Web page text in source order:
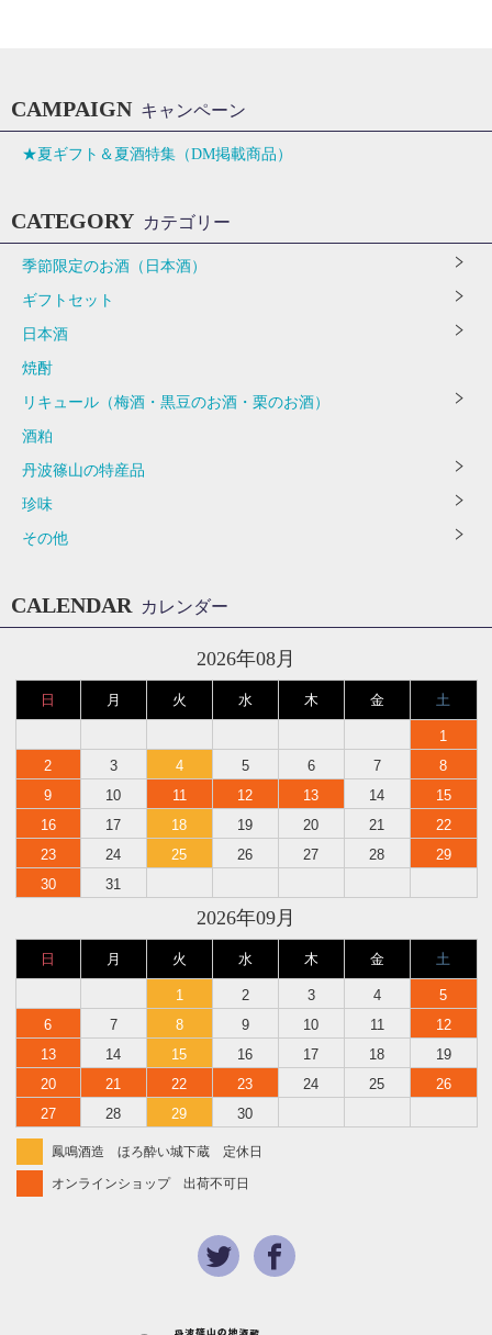
CAMPAIGN キャンペーン
★夏ギフト＆夏酒特集（DM掲載商品）
CATEGORY カテゴリー
季節限定のお酒（日本酒）
ギフトセット
日本酒
焼酎
リキュール（梅酒・黒豆のお酒・栗のお酒）
酒粕
丹波篠山の特産品
珍味
その他
CALENDAR カレンダー
2026年08月
日 月 火 水 木 金 土
1
2
3 4 5 6 7
8
9
10 11 12 13 14
15
16
17 18 19 20 21
22
23
24 25 26 27 28
29
30
31
2026年09月
日 月 火 水 木 金 土
1 2 3 4
5
6
7 8 9 10 11
12
13
14 15 16 17 18
19
20
21 22 23 24 25
26
27
28 29 30
鳳鳴酒造 ほろ酔い城下蔵 定休日
オンラインショップ 出荷不可日